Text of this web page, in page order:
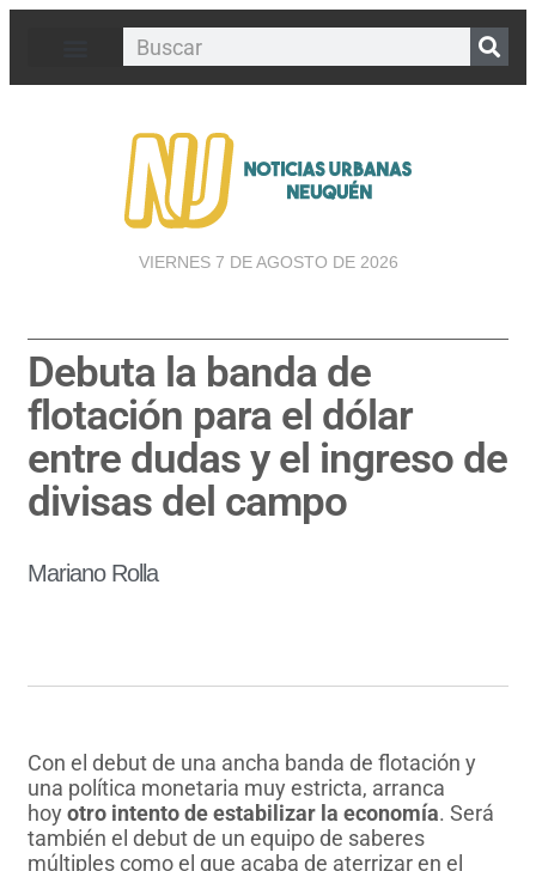
VIERNES 7 DE AGOSTO DE 2026
Debuta la banda de
flotación para el dólar
entre dudas y el ingreso de
divisas del campo
Mariano Rolla
Con el debut de una ancha banda de flotación y
una política monetaria muy estricta, arranca
hoy otro intento de estabilizar la economía. Será
también el debut de un equipo de saberes
múltiples como el que acaba de aterrizar en el